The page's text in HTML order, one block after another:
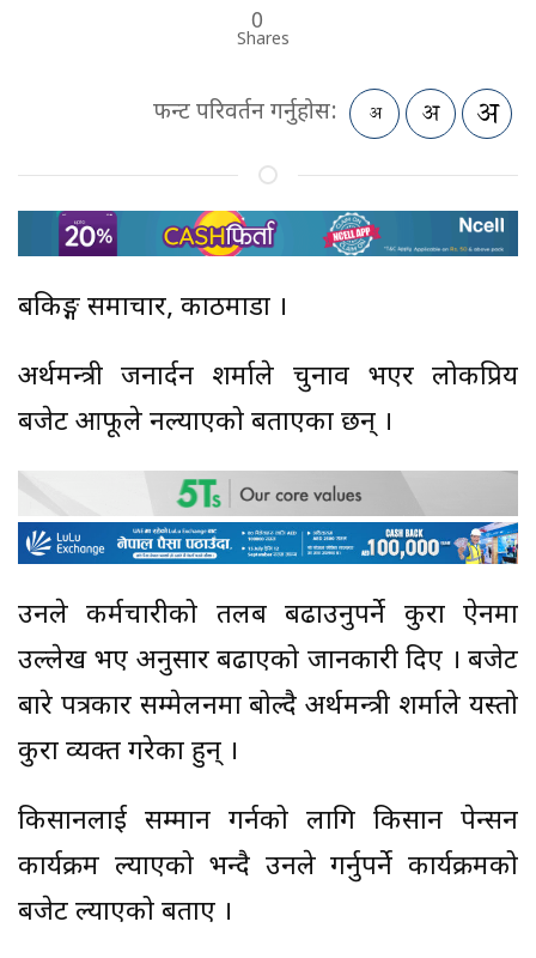
0
Shares
फन्ट परिवर्तन गर्नुहोस:
बैंकिङ्ग समाचार, काठमाडौं ।
अर्थमन्त्री जनार्दन शर्माले चुनाव भएर लोकप्रिय
बजेट आफूले नल्याएको बताएका छन् ।
उनले कर्मचारीको तलब बढाउनुपर्ने कुरा ऐनमा
उल्लेख भए अनुसार बढाएको जानकारी दिए । बजेट
बारे पत्रकार सम्मेलनमा बोल्दै अर्थमन्त्री शर्माले यस्तो
कुरा व्यक्त गरेका हुन् ।
किसानलाई सम्मान गर्नको लागि किसान पेन्सन
कार्यक्रम ल्याएको भन्दै उनले गर्नुपर्ने कार्यक्रमको
बजेट ल्याएको बताए ।